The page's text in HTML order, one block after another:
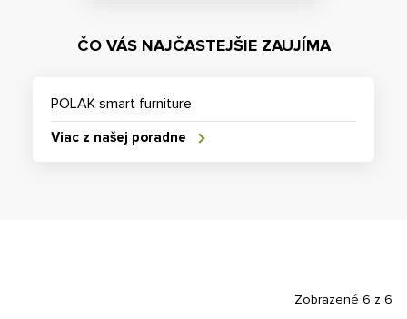
ČO VÁS NAJČASTEJŠIE ZAUJÍMA
POLAK smart furniture
Viac z našej poradne
Zobrazené 6 z 6